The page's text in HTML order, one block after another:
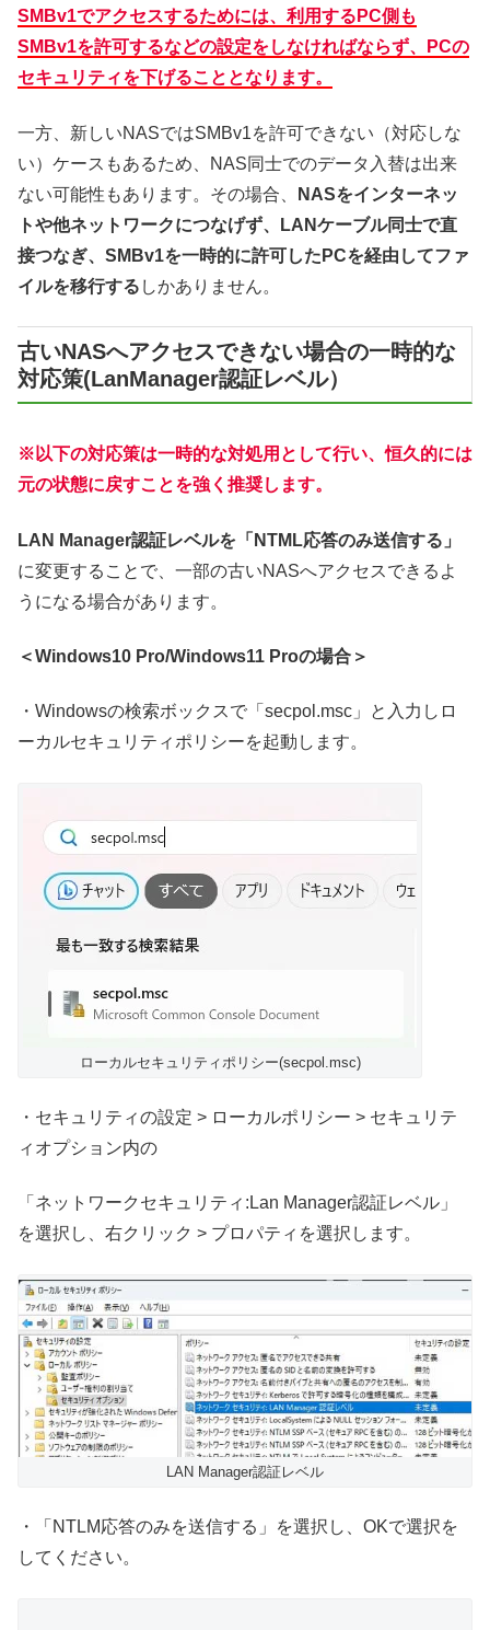
SMBv1でアクセスするためには、利用するPC側も
SMBv1を許可するなどの設定をしなければならず、PCの
セキュリティを下げることとなります。
一方、新しいNASではSMBv1を許可できない（対応しな
い）ケースもあるため、NAS同士でのデータ入替は出来
ない可能性もあります。その場合、
NASをインターネッ
トや他ネットワークにつなげず、LANケーブル同士で直
接つなぎ、SMBv1を一時的に許可したPCを経由してファ
イルを移行する しかありません。
古いNASへアクセスできない場合の一時的な
対応策(LanManager認証レベル）
※以下の対応策は一時的な対処用として行い、恒久的には
元の状態に戻すことを強く推奨します。
LAN Manager認証レベルを「NTML応答のみ送信する」
に変更することで、一部の古いNASへアクセスできるよ
うになる場合があります。
＜Windows10 Pro/Windows11 Proの場合＞
・Windowsの検索ボックスで「secpol.msc」と入力しロ
ーカルセキュリティポリシーを起動します。
ローカルセキュリティポリシー(secpol.msc)
・セキュリティの設定 > ローカルポリシー > セキュリテ
ィオプション内の
「ネットワークセキュリティ:Lan Manager認証レベル」
を選択し、右クリック > プロパティを選択します。
LAN Manager認証レベル
・「NTLM応答のみを送信する」を選択し、OKで選択を
してください。